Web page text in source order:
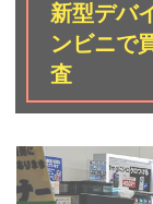
新型デバ
ンビニで
査